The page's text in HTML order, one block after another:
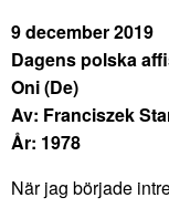
9 december 2019
Dagens polska
Oni (De)
Av: Franciszek
År: 1978
När jag började